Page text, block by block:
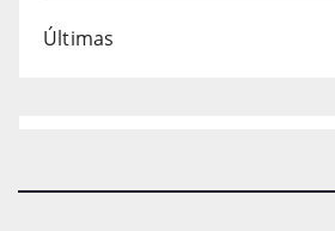
Últimas